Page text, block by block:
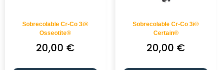
Sobrecolable Cr-Co 3i®
Osseotite®
20,00 €
Sobrecolable Cr-Co 3i®
Certain®
20,00 €